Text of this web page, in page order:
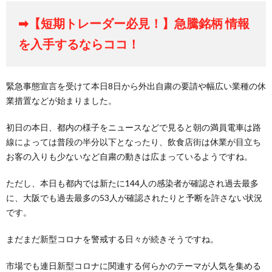
➡【短期トレーダー必見！】急騰銘柄 情報
を入手するならココ！
緊急事態宣言を受けて本日8日から外出自粛の要請や幅広い業種の休
業措置などが始まりました。
初日の本日、都内の様子をニュースなどで見ると朝の満員電車は路
線によっては普段の半分以下となったり、飲食店街は休業が目立ち
お客の入りも少ないなど自粛の動きは広まっているようですね。
ただし、本日も都内では新たに144人の感染者が確認され過去最多
に、大阪でも過去最多の53人が確認されたりと予断を許さない状況
です。
まだまだ新型コロナを警戒する日々が続きそうですね。
市場でも連日新型コロナに関連する何らかのテーマが人気を集める